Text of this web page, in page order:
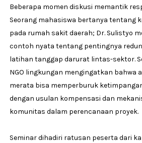
Beberapa momen diskusi memantik
Seorang mahasiswa bertanya tentang
pada rumah sakit daerah; Dr. Sulistyo
contoh nyata tentang pentingnya
latihan tanggap darurat lintas-sektor.
NGO lingkungan mengingatkan bahwa
merata bisa memperburuk
dengan usulan kompensasi dan
komunitas dalam perencanaan proyek.
Seminar dihadiri ratusan peserta dari